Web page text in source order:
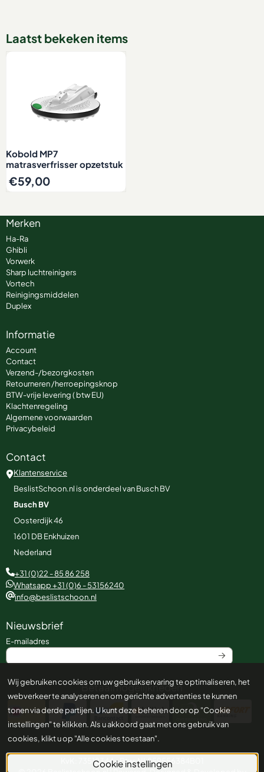
Laatst bekeken items
Kobold MP7
matrasverfrisser opzetstuk
€59,00
Merken
Ha-Ra
Ghibli
Vorwerk
Sharp luchtreinigers
Vortech
Reinigingsmiddelen
Duplex
Informatie
Account
Contact
Verzend-/bezorgkosten
Retourneren /herroepingsknop
BTW-vrije levering ( btw EU)
Klachtenregeling
Algemene voorwaarden
Privacybeleid
Contact
Klantenservice
BeslistSchoon.nl is onderdeel van Busch BV
Busch BV
Oosterdijk 46
1601 DBEnkhuizen
Nederland
+31 (0)22 - 85 86 258
Whatsapp +31 (0)6 - 53156240
info@beslistschoon.nl
Nieuwsbrief
E-mailadres
Betaalmogelijkheden
KvK: 73518344 - Btw: NL859556384B01
Wij gebruiken cookies om uw gebruikservaring te optimaliseren, het
webverkeer te analyseren en om gerichte advertenties te kunnen
tonen via derde partijen. U kunt deze beheren door op "Cookie
instellingen" te klikken. Als u akkoord gaat met ons gebruik van
cookies, klikt u op "Alle cookies toestaan".
Cookie instellingen